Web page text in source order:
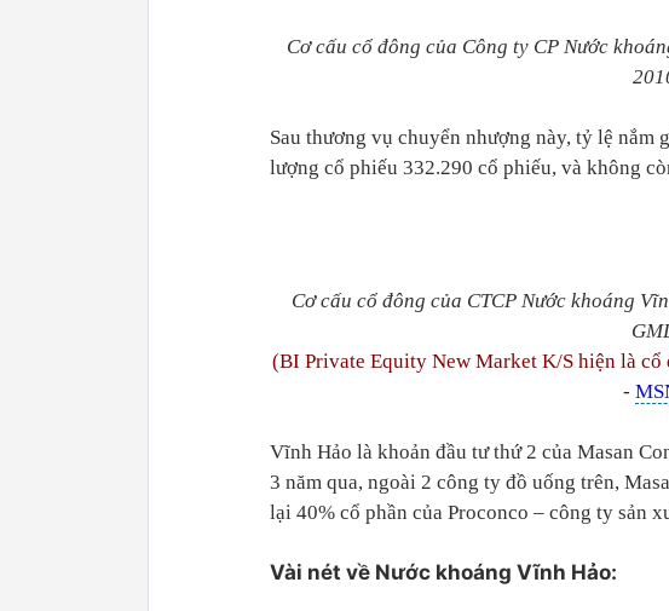
Cơ cấu cổ đông của Công ty CP Nước
Sau thương vụ chuyển nhượng này, tỷ lệ
lượng cổ phiếu 332.290 cổ phiếu, và không
Cơ cấu cổ đông của CTCP Nước khoáng
(BI Private Equity New Market K/S hiện là
-
Vĩnh Hảo là khoản đầu tư thứ 2 của Masan
3 năm qua, ngoài 2 công ty đồ uống trên,
lại 40% cổ phần của Proconco – công ty sản
Vài nét về Nước khoáng Vĩnh Hảo: